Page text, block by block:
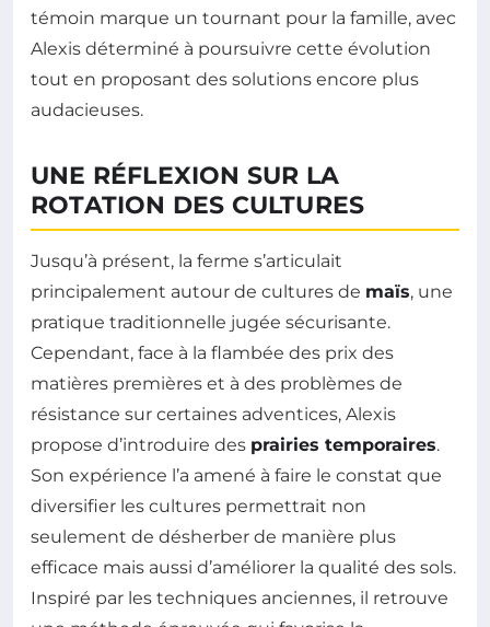
témoin marque un tournant pour la famille, avec
Alexis déterminé à poursuivre cette évolution
tout en proposant des solutions encore plus
audacieuses.
UNE RÉFLEXION SUR LA
ROTATION DES CULTURES
Jusqu’à présent, la ferme s’articulait
principalement autour de cultures de maïs, une
pratique traditionnelle jugée sécurisante.
Cependant, face à la flambée des prix des
matières premières et à des problèmes de
résistance sur certaines adventices, Alexis
propose d’introduire des prairies temporaires.
Son expérience l’a amené à faire le constat que
diversifier les cultures permettrait non
seulement de désherber de manière plus
efficace mais aussi d’améliorer la qualité des sols.
Inspiré par les techniques anciennes, il retrouve